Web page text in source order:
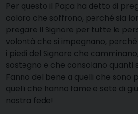
Per questo il Papa ha detto di
coloro che soffrono, perché sia
pregare il Signore per tutte le
volontà che si impegnano,
i piedi del Signore che
sostegno e che consolano quanti
Fanno del bene a quelli che sono
quelli che hanno fame e sete di
nostra fede!